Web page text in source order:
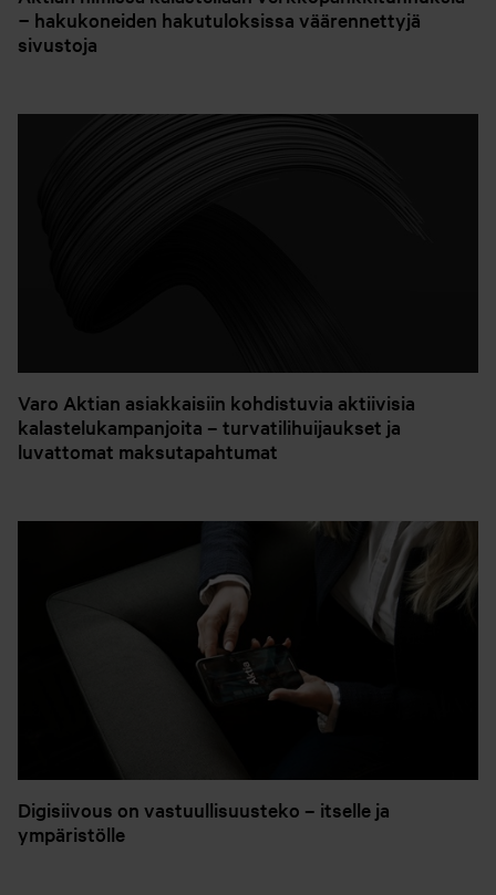
− hakukoneiden hakutuloksissa väärennettyjä
sivustoja
Varo Aktian asiakkaisiin kohdistuvia aktiivisia
kalastelukampanjoita – turvatilihuijaukset ja
luvattomat maksutapahtumat
Digisiivous on vastuullisuusteko – itselle ja
ympäristölle